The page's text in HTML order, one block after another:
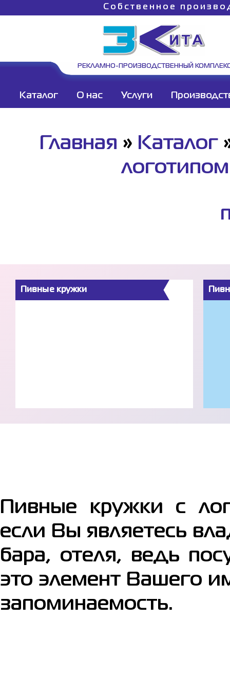
Собственное
РЕКЛАМНО-ПРОИЗВОДСТВЕННЫЙ
Каталог О нас Услуги
Главная » Каталог
логотипом
Пивные кружки
Пивные кружки с
если Вы являетесь
бара, отеля, ведь
это элемент Вашего
запоминаемость.